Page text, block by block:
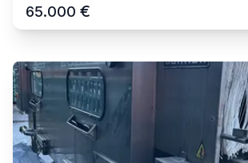
65.000 €